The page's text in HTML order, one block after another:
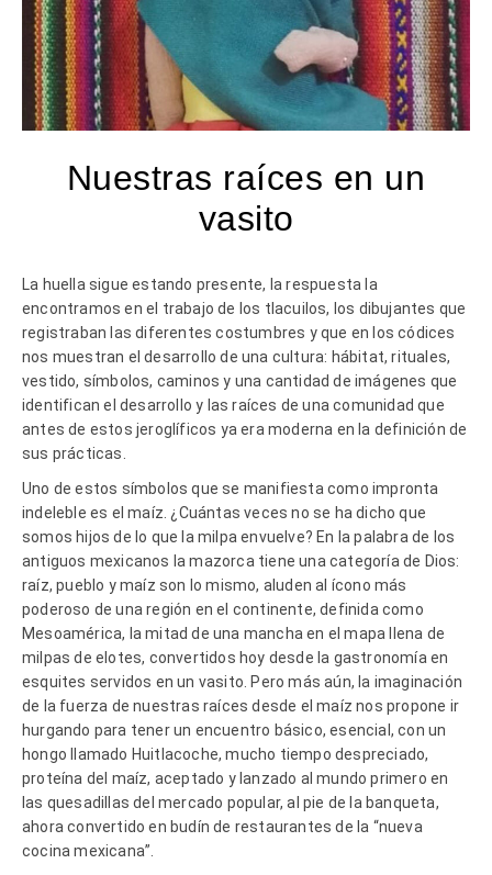
Nuestras raíces en un
vasito
La huella sigue estando presente, la respuesta la
encontramos en el trabajo de los tlacuilos, los dibujantes que
registraban las diferentes costumbres y que en los códices
nos muestran el desarrollo de una cultura: hábitat, rituales,
vestido, símbolos, caminos y una cantidad de imágenes que
identifican el desarrollo y las raíces de una comunidad que
antes de estos jeroglíficos ya era moderna en la definición de
sus prácticas.
Uno de estos símbolos que se manifiesta como impronta
indeleble es el maíz. ¿Cuántas veces no se ha dicho que
somos hijos de lo que la milpa envuelve? En la palabra de los
antiguos mexicanos la mazorca tiene una categoría de Dios:
raíz, pueblo y maíz son lo mismo, aluden al ícono más
poderoso de una región en el continente, definida como
Mesoamérica, la mitad de una mancha en el mapa llena de
milpas de elotes, convertidos hoy desde la gastronomía en
esquites servidos en un vasito. Pero más aún, la imaginación
de la fuerza de nuestras raíces desde el maíz nos propone ir
hurgando para tener un encuentro básico, esencial, con un
hongo llamado Huitlacoche, mucho tiempo despreciado,
proteína del maíz, aceptado y lanzado al mundo primero en
las quesadillas del mercado popular, al pie de la banqueta,
ahora convertido en budín de restaurantes de la “nueva
cocina mexicana”.